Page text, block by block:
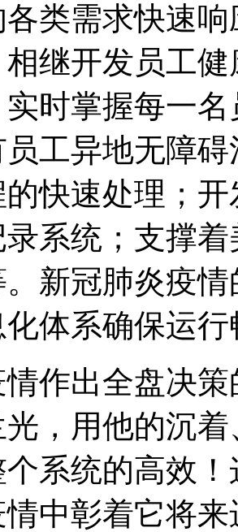
类需求快速
继开发员工
实时掌握每一
工异地无障
快速处理；
系统；支撑
新冠肺炎疫
体系确保运
作出全盘决
光，用他的沉
系统的高效
中彰着它将